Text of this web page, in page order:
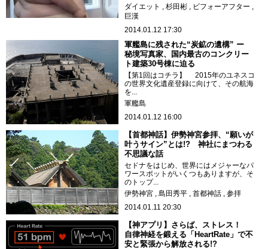
ダイエット
杉田彬
ビフォーアフター
巨漢
2014.01.12 17:30
軍艦島に残された“炭鉱の遺構” ー
秘境写真家、国内最古のコンクリー
ト建築30号棟に迫る
【第1回はコチラ】 2015年のユネスコ
の世界文化遺産登録に向けて、その航海
を...
軍艦島
2014.01.12 16:00
【首都神話】伊勢神宮参拝、“願いが
叶うサイン”とは!? 神社にまつわる
不思議な話
セドナをはじめ、世界にはメジャーなパ
ワースポットがいくつもありますが、そ
のトップ...
伊勢神宮
島田秀平 首都神話
参拝
2014.01.11 20:30
【神アプリ】さらば、ストレス！
自律神経を鍛える「HeartRate」で不
安と緊張から解放される!?